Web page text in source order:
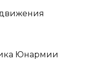
движения